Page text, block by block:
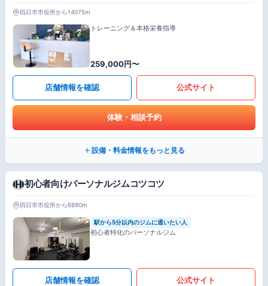
四日市市役所から14075m
トレーニング＆本格栄養指導
259,000円〜
店舗情報を確認 公式サイト
体験・相談予約
設備・料金情報をもっと見る
初心者向けパーソナルジムコツコツ
四日市市役所から6890m
駅から5分以内のジムに通いたい人
初心者特化のパーソナルジム
店舗情報を確認 公式サイト